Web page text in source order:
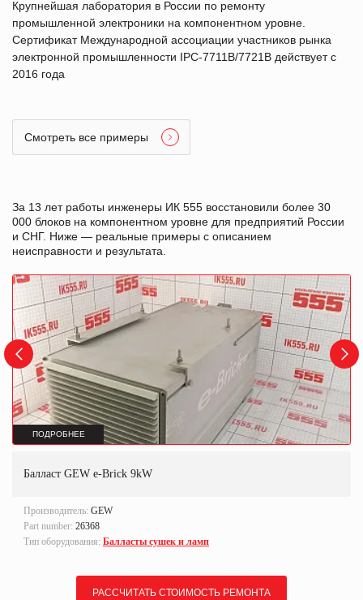
Крупнейшая лаборатория в России по ремонту
промышленной электроники на компонентном уровне.
Сертификат Международной ассоциации участников рынка
электронной промышленности IPC-7711B/7721B действует с
2016 года
Смотреть все примеры
За 13 лет работы инженеры ИК 555 восстановили более 30
000 блоков на компонентном уровне для предприятий России
и СНГ. Ниже — реальные примеры с описанием
неисправности и результата.
ПОДРОБНЕЕ
Балласт GEW e-Brick 9kW
Производитель: GEW
Part number: 26368
Тип оборудования: Балласты сушек и ламп
РАССЧИТАТЬ СТОИМОСТЬ РЕМОНТА